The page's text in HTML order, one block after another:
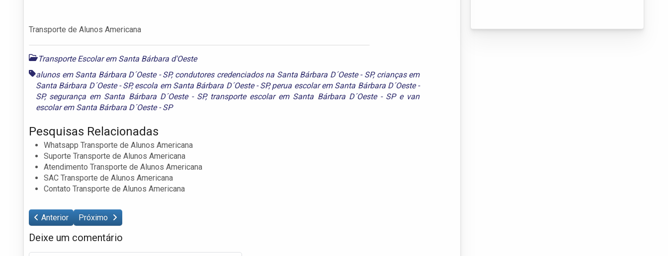
Transporte de Alunos Americana
Transporte Escolar em Santa Bárbara d'Oeste
alunos em Santa Bárbara D´Oeste - SP, condutores credenciados na Santa Bárbara D´Oeste - SP, crianças em
Santa Bárbara D´Oeste - SP,escola em Santa Bárbara D´Oeste - SP,perua escolar em Santa Bárbara D´Oeste -
SP, segurança em Santa Bárbara D´Oeste - SP, transporte escolar em Santa Bárbara D´Oeste - SPe van
escolar em Santa Bárbara D´Oeste - SP
Pesquisas Relacionadas
Whatsapp Transporte de Alunos Americana
Suporte Transporte de Alunos Americana
Atendimento Transporte de Alunos Americana
SAC Transporte de Alunos Americana
Contato Transporte de Alunos Americana
Anterior Próximo
Deixe um comentário